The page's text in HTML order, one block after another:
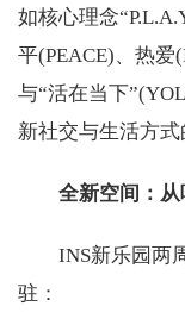
如核心理念
平(PEACE)、热爱
与“活在当下
新社交与生活方式
全新空间：
INS新乐园两
驻：